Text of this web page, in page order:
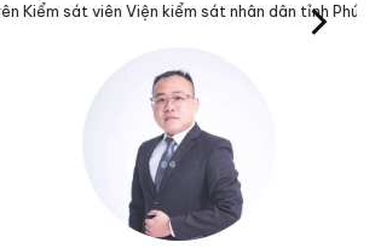
viên Viện kiểm sát nhân dân tỉnh Phú Yên.